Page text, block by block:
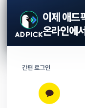
이제 애드
온라인에
간편 로그인